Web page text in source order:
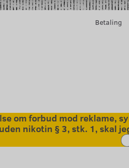
Betaling
om forbud mod reklame,
nikotin § 3, stk. 1, skal